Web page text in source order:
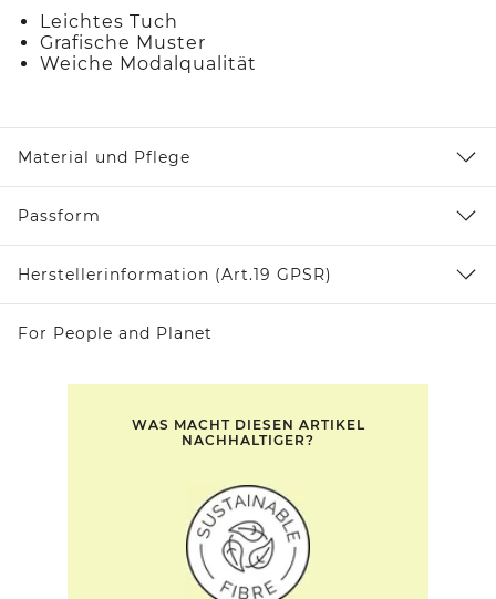
Leichtes Tuch
Grafische Muster
Weiche Modalqualität
Material und Pflege
Passform
Herstellerinformation (Art.19 GPSR)
For People and Planet
WAS MACHT DIESEN ARTIKEL
NACHHALTIGER?